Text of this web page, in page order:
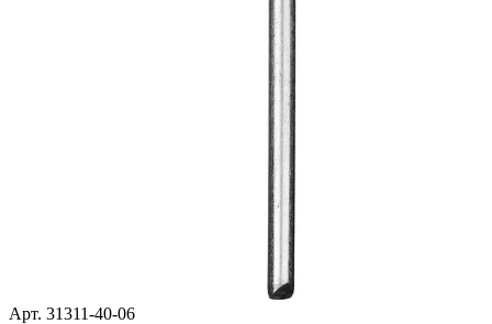
Арт. 31311-40-06